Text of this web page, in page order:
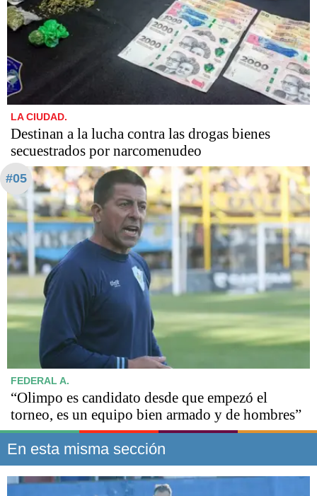
LA CIUDAD.
Destinan a la lucha contra las drogas bienes
secuestrados por narcomenudeo
#05
FEDERAL A.
“Olimpo es candidato desde que empezó el
torneo, es un equipo bien armado y de hombres”
En esta misma sección